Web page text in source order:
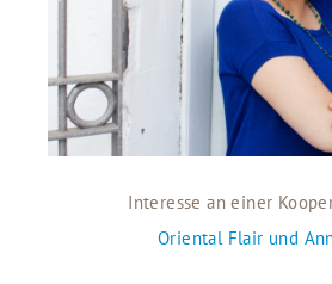
Interesse an einer
Oriental Flair und